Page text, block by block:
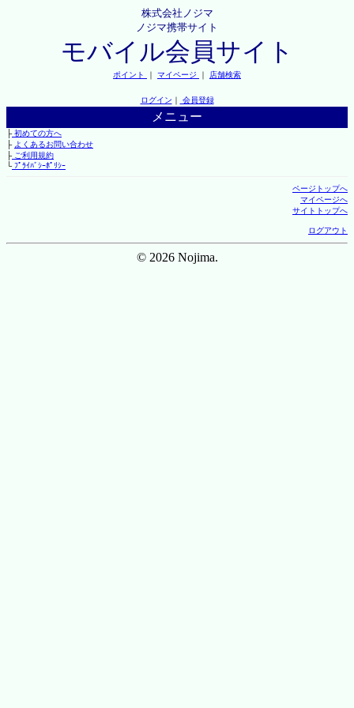
株式会社ノジマ
ノジマ携帯サイト
モバイル会員サイト
ポイント ｜ マイページ ｜ 店舗検索
ログイン ｜ 会員登録
メニュー
├初めての方へ
├ よくあるお問い合わせ
├ご利用規約
└ﾌﾟﾗｲﾊﾞｼｰﾎﾟﾘｼｰ
ページトップへ
マイページへ
サイトトップへ
ログアウト
© 2026 Nojima.